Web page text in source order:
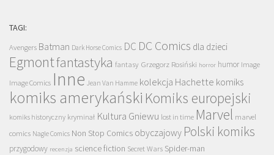
TAGI:
Avengers Batman Dark Horse Comics DC DC Comics dla dzieci
Egmontfantastyka fantasy Grzegorz Rosiński horror humor Image
Image Comics Inne Jean Van Hamme kolekcja Hachette komiks
komiks amerykański Komiks europejski
komiks historyczny kryminał Kultura Gniewu lost in time Marvel marvel
comics Nagle Comics Non Stop Comics obyczajowy Polski komiks
przygodowy recenzja science fiction Secret Wars Spider-man